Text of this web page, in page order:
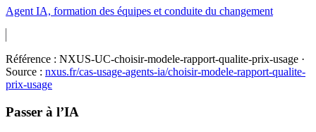
Agent IA, formation des équipes et conduite du changement
Référence : NXUS-UC-choisir-modele-rapport-qualite-prix-usage ·
Source : nxus.fr/cas-usage-agents-ia/choisir-modele-rapport-qualite-
prix-usage
Passer à l’IA